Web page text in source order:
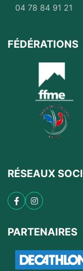
12/09/
jours) -
lac Noir
19/09/
- à définir
04 78 84 91 21
FÉDÉRATIONS
RÉSEAUX
PARTENAIRES